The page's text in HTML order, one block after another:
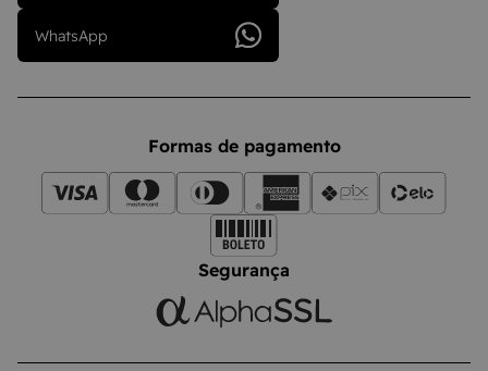
WhatsApp
Formas de pagamento
Segurança